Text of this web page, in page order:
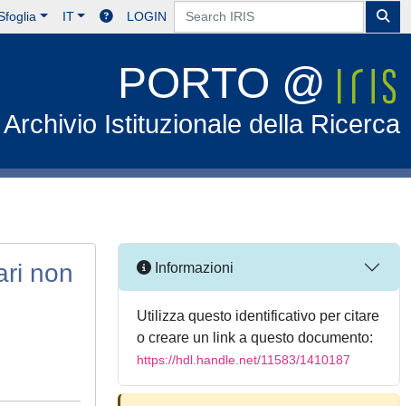
IT LOGIN
PORTO @
Archivio Istituzionale della Ricerca
non
Informazioni
Utilizza questo identificativo per citare
o creare un link a questo documento:
https://hdl.handle.net/11583/1410187